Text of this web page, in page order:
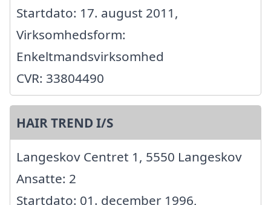
Startdato: 17. august 2011,
Virksomhedsform:
Enkeltmandsvirksomhed
CVR: 33804490
HAIR TREND I/S
Langeskov Centret 1, 5550 Langeskov
Ansatte: 2
Startdato: 01. december 1996,